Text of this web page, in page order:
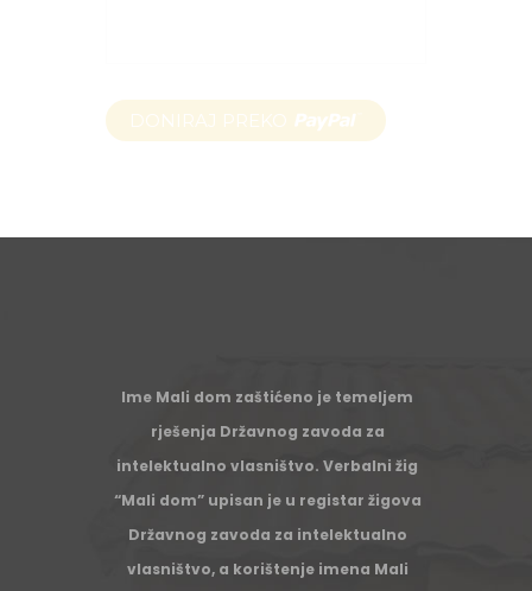
Ime Mali dom zaštićeno je temeljem
rješenja Državnog zavoda za
intelektualno vlasništvo. Verbalni žig
“Mali dom” upisan je u registar žigova
Državnog zavoda za intelektualno
vlasništvo, a korištenje imena Mali